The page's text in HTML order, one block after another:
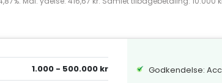
1.000 - 500.000 kr
Godkendelse: